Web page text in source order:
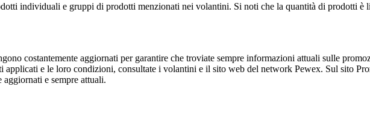
individuali e gruppi di prodotti menzionati nei volantini. Si noti che la quantità di prodotti è
costantemente aggiornati per garantire che troviate sempre informazioni attuali sulle
applicati e le loro condizioni, consultate i volantini e il sito web del network Pewex. Sul sito
aggiornati e sempre attuali.